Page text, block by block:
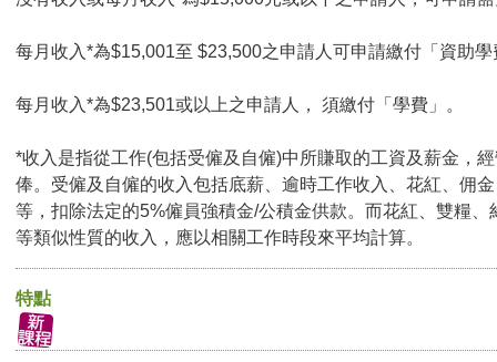
每月收入*為$15,001至 $23,500之申請人可申請繳付「資助學
每月收入*為$23,501或以上之申請人， 須繳付「學費」。
*收入是指從工作(包括受僱及自僱)中所賺取的工資及薪金，
俸。受僱及自僱的收入包括底薪、逾時工作收入、花紅、佣
等，扣除法定的5%僱員強積金/公積金供款。而花紅、雙糧、
等類似性質的收入，應以相關工作時段來平均計算。
特點